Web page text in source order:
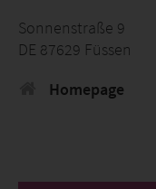
Sonnenstraße 9
DE 87629 Füssen
Homepage